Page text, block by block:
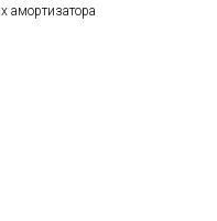
амортизатора